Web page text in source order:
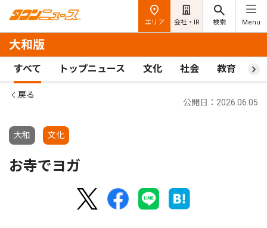
エリア 会社・IR 検索 Menu
大和版
すべて トップニュース 文化 社会 教育 ス
戻る
大和 文化
公開日：2026.06.05
お寺でヨガ